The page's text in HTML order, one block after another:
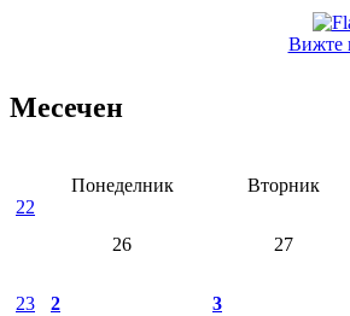
Вижте
Месечен
Понеделник Вторник
22
26
27
23 2 3